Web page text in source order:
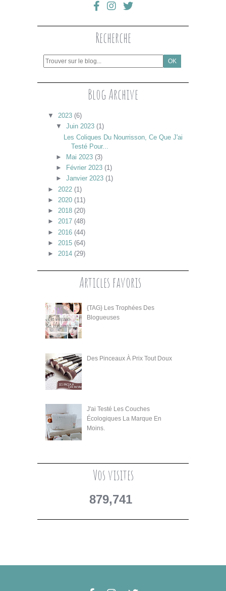
Recherche
Blog Archive
▼ 2023 (6)
▼
Juin 2023 (1)
Les Coliques Du Nourrisson, Ce Que J'ai
Testé Pour...
►
Mai 2023 (3)
►
Février 2023 (1)
► Janvier 2023 (1)
► 2022 (1)
► 2020 (11)
► 2018 (20)
► 2017 (48)
► 2016 (44)
► 2015 (64)
► 2014 (29)
Articles favoris
{TAG} Les Trophées Des
Blogueuses
Des Pinceaux À Prix Tout Doux
J'ai Testé Les Couches
Écologiques La Marque En
Moins.
Vos visites
879,741